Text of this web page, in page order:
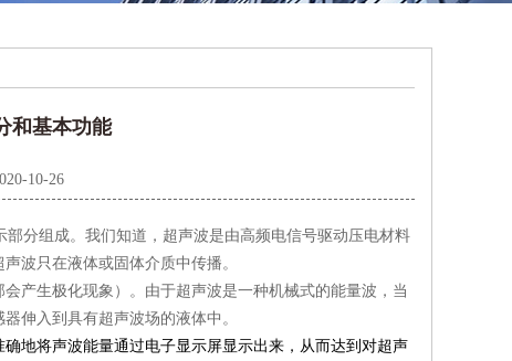
和基本功能
10-26
分组成。我们知道，超声波是由高频电信号驱动压电材料
波只在液体或固体介质中传播。
生极化现象）。由于超声波是一种机械式的能量波，当
伸入到具有超声波场的液体中。
确地将声波能量通过电子显示屏显示出来，从而达到对超声